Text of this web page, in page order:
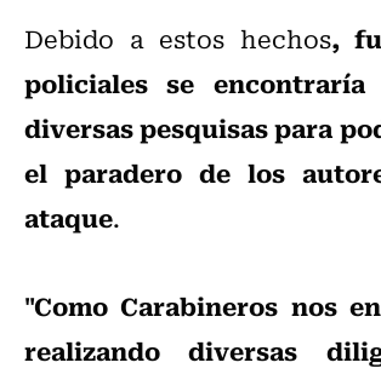
Debido a estos hechos,
policiales se encontraría
diversas pesquisas para
el paradero de los
ataque.
"Como Carabineros nos
realizando diversas